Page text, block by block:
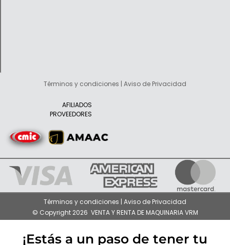
Términos y condiciones | Aviso de Privacidad
AFILIADOS
PROVEEDORES
Términos y condiciones | Aviso de Privacidad
© Copyright 2026 VENTA Y RENTA DE MAQUINARIA VRM
¡Estás a un paso de tener tu